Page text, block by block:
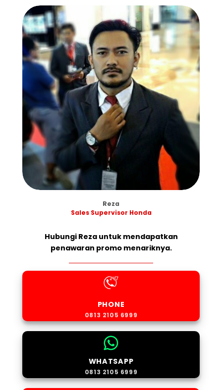
Reza
Sales Supervisor Honda
Hubungi Reza untuk mendapatkan
penawaran promo menariknya.
PHONE
0813 2105 6999
WHATSAPP
0813 2105 6999